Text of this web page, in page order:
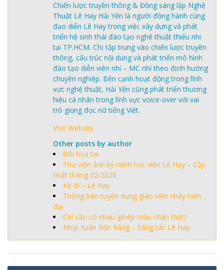
Chiến lược truyền thông & Đồng sáng lập Nghệ
Thuật Lê Hay Hải Yến là người đồng hành cùng
đạo diễn Lê Hay trong việc xây dựng và phát
triển hệ sinh thái đào tạo nghệ thuật thiếu nhi
tại TP.HCM. Chị tập trung vào chiến lược truyền
thông, cấu trúc nội dung và phát triển mô hình
đào tạo diễn viên nhí – MC nhí theo định hướng
chuyên nghiệp. Bên cạnh hoạt động trong lĩnh
vực nghệ thuật, Hải Yến cũng phát triển thương
hiệu cá nhân trong lĩnh vực voice-over với vai
trò giọng đọc nữ tiếng Việt.
Visit Website
Other posts by author
Đôi hoa tai
Thư viện ảnh kỷ niệm học viên Lê Hay – Cập
nhật tháng 02/2026
Kệ đi – Lê Hay
Thông báo tuyển dụng giáo viên nhảy hiện
đại
Chỉ cần có nhau (phép màu chân thật)
Nhịp Xuân Rộn Ràng – Sáng tác Lê Hay